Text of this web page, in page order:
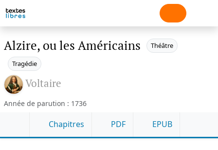
Alzire, ou les Américains Théâtre
Tragédie
Voltaire
Année de parution : 1736
Chapitres PDF EPUB